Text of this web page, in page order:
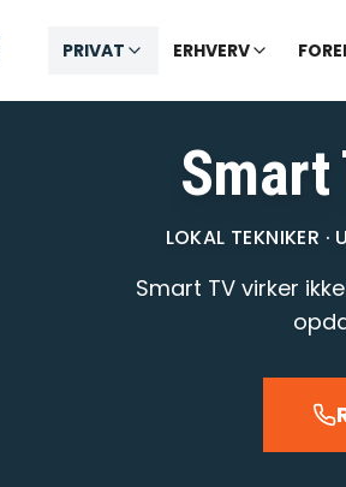
PRIVAT ERHVERV
LOKAL TEKNIKER ·
Smart TV virker